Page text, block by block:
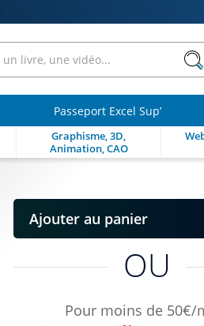
Passeport Excel Sup’
Graphisme, 3D,
Animation, CAO
OU
Pour moins de 50€/
Ajouter au panier